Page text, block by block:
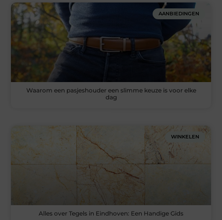
AANBIEDINGEN
Waarom een pasjeshouder een slimme keuze is voor elke
dag
WINKELEN
Alles over Tegels in Eindhoven: Een Handige Gids